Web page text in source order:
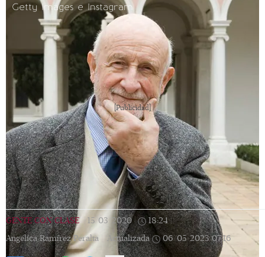
Getty Images e Instagram
[Publicidad]
GENTE CON CLASE | 15/03/2020 | 18:24 |
Angélica Ramírez Peralta |
Actualizada 06/05/2023 07:16